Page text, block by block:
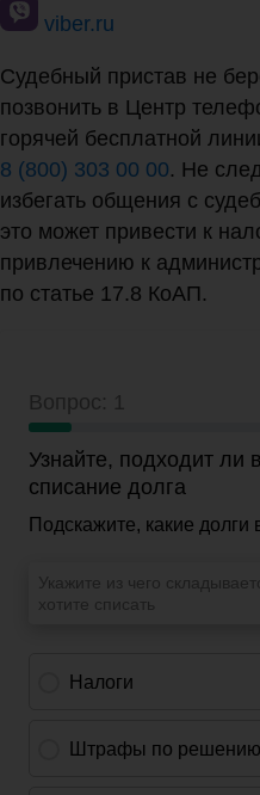
viber.ru
Судебный пристав не
позвонить в Центр
горячей бесплатной
8 (800) 303 00 00. Не
избегать общения с
это может привести к
привлечению к
по статье 17.8 КоАП.